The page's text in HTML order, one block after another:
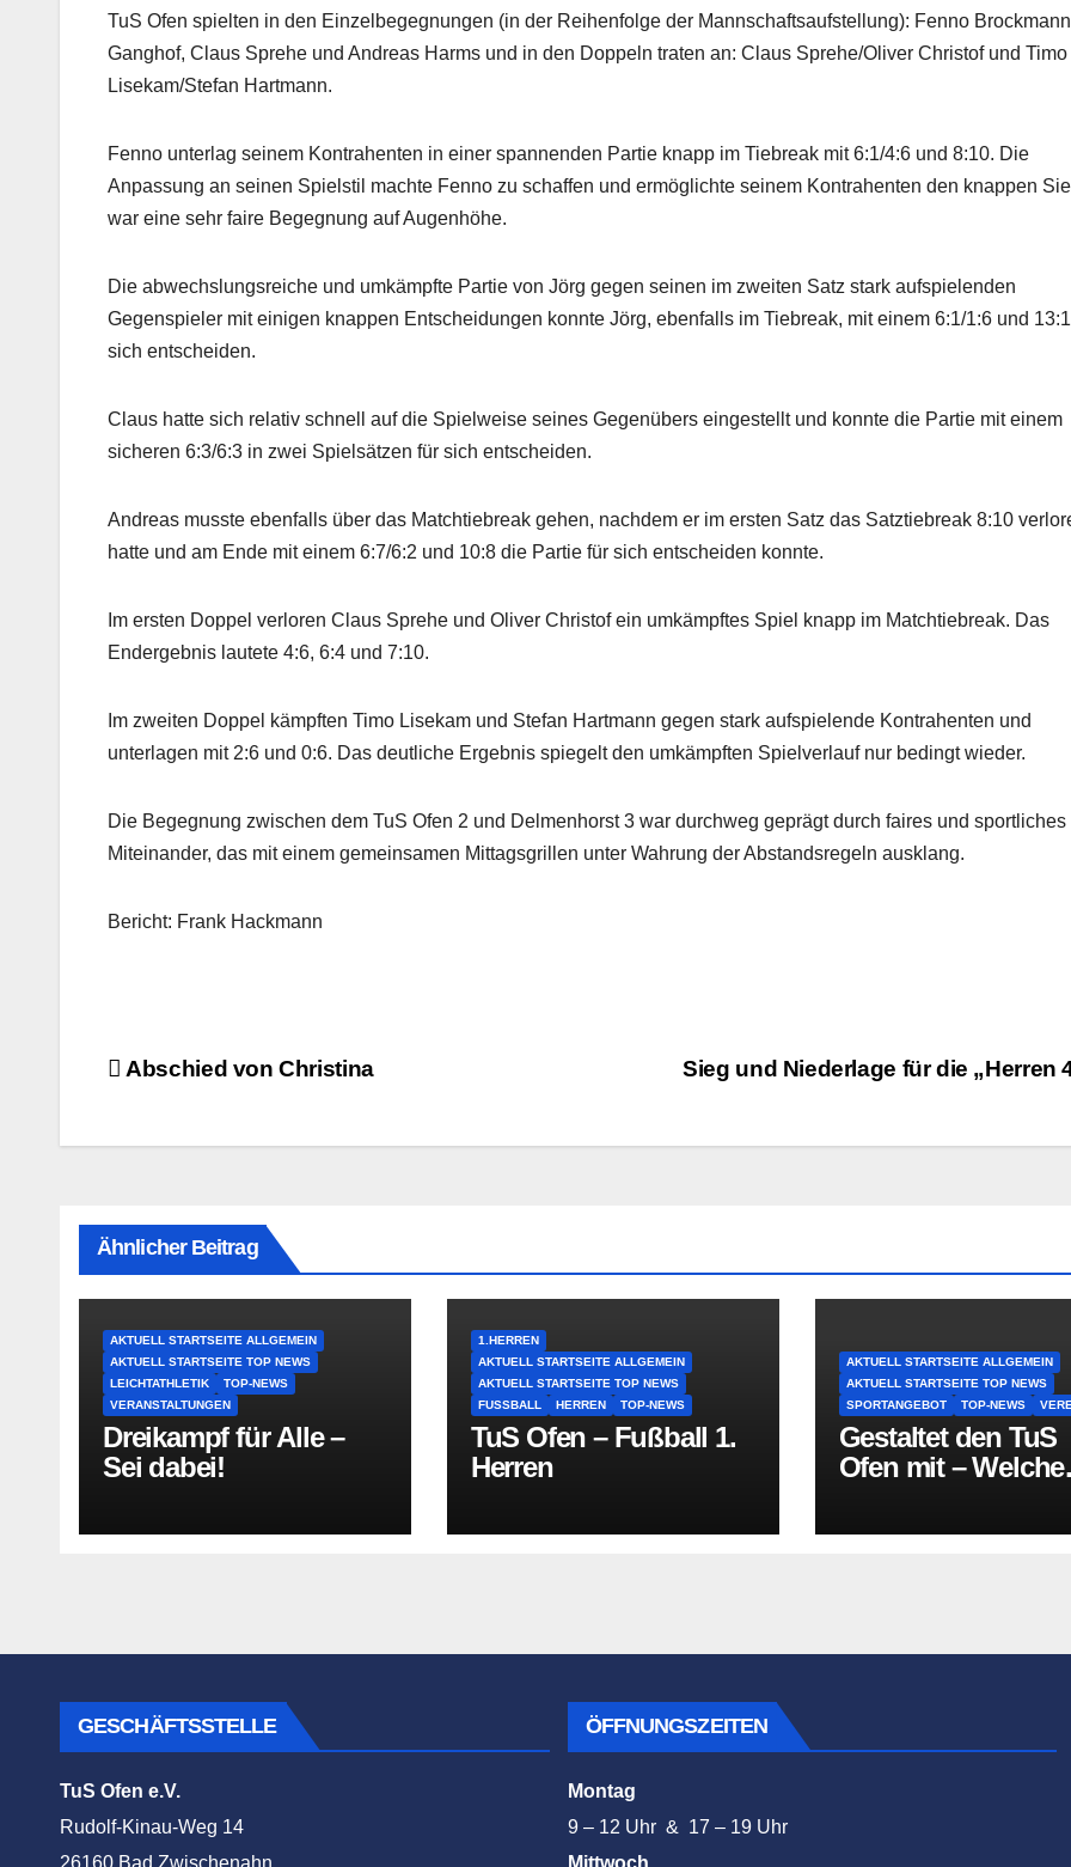
TuS Ofen spielten in den Einzelbegegnungen (in der Reihenfolge der Mannschaftsaufstellung): Fenno
Ganghof, Claus Sprehe und Andreas Harms und in den Doppeln traten an: Claus Sprehe/Oliver Christof und Timo
Lisekam/Stefan Hartmann.
Fenno unterlag seinem Kontrahenten in einer spannenden Partie knapp im Tiebreak mit 6:1/4:6 und 8:10. Die
Anpassung an seinen Spielstil machte Fenno zu schaffen und ermöglichte seinem Kontrahenten den knappen
war eine sehr faire Begegnung auf Augenhöhe.
Die abwechslungsreiche und umkämpfte Partie von Jörg gegen seinen im zweiten Satz stark aufspielenden
Gegenspieler mit einigen knappen Entscheidungen konnte Jörg, ebenfalls im Tiebreak, mit einem 6:1/1:6 und
sich entscheiden.
Claus hatte sich relativ schnell auf die Spielweise seines Gegenübers eingestellt und konnte die Partie mit einem
sicheren 6:3/6:3 in zwei Spielsätzen für sich entscheiden.
Andreas musste ebenfalls über das Matchtiebreak gehen, nachdem er im ersten Satz das Satztiebreak 8:10
hatte und am Ende mit einem 6:7/6:2 und 10:8 die Partie für sich entscheiden konnte.
Im ersten Doppel verloren Claus Sprehe und Oliver Christof ein umkämpftes Spiel knapp im Matchtiebreak. Das
Endergebnis lautete 4:6, 6:4 und 7:10.
Im zweiten Doppel kämpften Timo Lisekam und Stefan Hartmann gegen stark aufspielende Kontrahenten und
unterlagen mit 2:6 und 0:6. Das deutliche Ergebnis spiegelt den umkämpften Spielverlauf nur bedingt wieder.
Die Begegnung zwischen dem TuS Ofen 2 und Delmenhorst 3 war durchweg geprägt durch faires und sportliches
Miteinander, das mit einem gemeinsamen Mittagsgrillen unter Wahrung der Abstandsregeln ausklang.
Bericht: Frank Hackmann
Beitragsnavigation Sieg und Niederlage für die „Herren
Abschied von Christina
Ähnlicher Beitrag
AKTUELL STARTSEITE ALLGEMEIN
AKTUELL STARTSEITE TOP NEWS
LEICHTATHLETIK
TOP-NEWS
VERANSTALTUNGEN
Dreikampf für Alle –
Sei dabei!
1.HERREN
AKTUELL STARTSEITE ALLGEMEIN
AKTUELL STARTSEITE TOP NEWS
FUSSBALL
HERREN TOP-NEWS
TuS Ofen – Fußball 1.
Herren
AKTUELL STARTSEITE ALLGEMEIN
AKTUELL STARTSEITE TOP NEWS
SPORTANGEBOT
TOP-NEWS
Gestaltet den TuS
Ofen mit – Welche
GESCHÄFTSSTELLE
TuS Ofen e.V.
Rudolf-Kinau-Weg 14
26160 Bad Zwischenahn
ÖFFNUNGSZEITEN
Montag
9 – 12 Uhr & 17 – 19 Uhr
Mittwoch